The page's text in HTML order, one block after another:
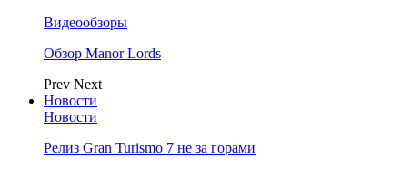
Видеообзоры
Обзор Manor Lords
Prev Next
Новости
Новости
Релиз Gran Turismo 7 не за горами